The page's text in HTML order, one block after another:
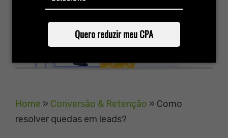
Quero reduzir meu CPA
Home » Conversão & Retenção » Como
resolver quedas em leads?